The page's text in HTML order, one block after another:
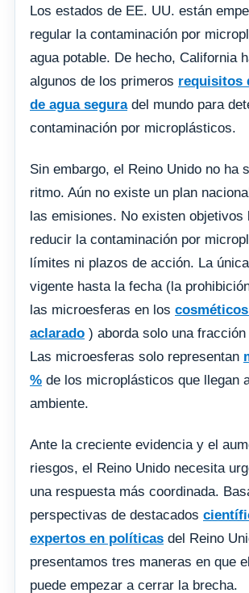
Los estados de EE. UU. están
regular la contaminación por
agua potable. De hecho, California
algunos de los primeros requisitos
de agua seguradel mundo para
contaminación por microplásticos.
Sin embargo, el Reino Unido no ha
ritmo. Aún no existe un plan
las emisiones. No existen objetivos
reducir la contaminación por
límites ni plazos de acción. La
vigente hasta la fecha (la
las microesferas en los
aclarado ) aborda solo una
Las microesferas solo representan
% de los microplásticos que llegan
ambiente.
Ante la creciente evidencia y el
riesgos, el Reino Unido necesita
una respuesta más coordinada.
perspectivas de destacados
expertos en políticas del Reino
presentamos tres maneras en que
puede empezar a cerrar la brecha.